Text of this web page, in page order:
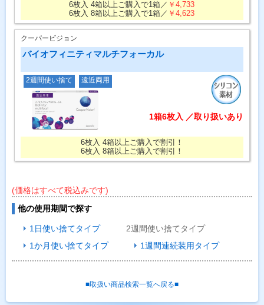
6枚入 4箱以上ご購入で1箱／ ￥4,733
6枚入 8箱以上ご購入で1箱／ ￥4,623
クーパービジョン
バイオフィニティマルチフォーカル
2週間使い捨て 遠近両用
1箱6枚入 ／取り扱いあり
6枚入 4箱以上ご購入で割引！
6枚入 8箱以上ご購入で割引！
(価格はすべて税込みです)
他の使用期間で探す
1日使い捨てタイプ
2週間使い捨てタイプ
1か月使い捨てタイプ
1週間連続装用タイプ
■取扱い商品検索一覧へ戻る■